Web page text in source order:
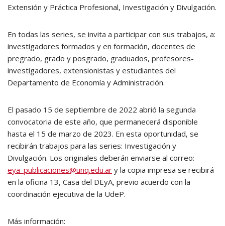
Extensión y Práctica Profesional, Investigación y Divulgación.
En todas las series, se invita a participar con sus trabajos, a:
investigadores formados y en formación, docentes de
pregrado, grado y posgrado, graduados, profesores-
investigadores, extensionistas y estudiantes del
Departamento de Economía y Administración.
El pasado 15 de septiembre de 2022 abrió la segunda
convocatoria de este año, que permanecerá disponible
hasta el 15 de marzo de 2023. En esta oportunidad, se
recibirán trabajos para las series: Investigación y
Divulgación. Los originales deberán enviarse al correo:
eya_publicaciones@unq.edu.ar y la copia impresa se recibirá
en la oficina 13, Casa del DEyA, previo acuerdo con la
coordinación ejecutiva de la UdeP.
Más información: